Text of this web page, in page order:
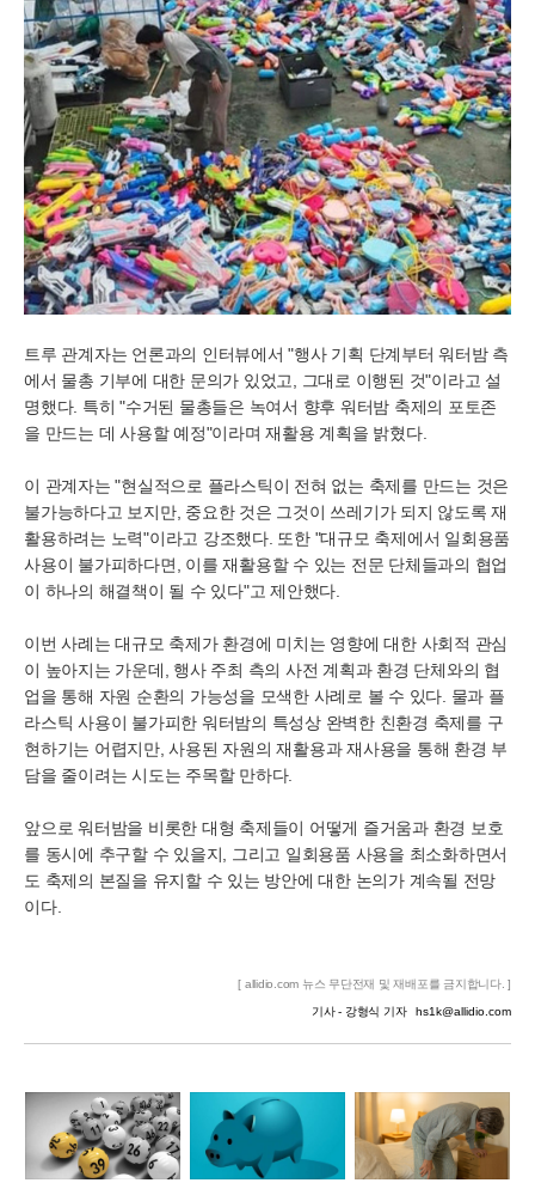
트루 관계자는 언론과의 인터뷰에서 "행사 기획 단계부터 워터밤 측
에서 물총 기부에 대한 문의가 있었고, 그대로 이행된 것"이라고 설
명했다. 특히 "수거된 물총들은 녹여서 향후 워터밤 축제의 포토존
을 만드는 데 사용할 예정"이라며 재활용 계획을 밝혔다.
이 관계자는 "현실적으로 플라스틱이 전혀 없는 축제를 만드는 것은
불가능하다고 보지만, 중요한 것은 그것이 쓰레기가 되지 않도록 재
활용하려는 노력"이라고 강조했다. 또한 "대규모 축제에서 일회용품
사용이 불가피하다면, 이를 재활용할 수 있는 전문 단체들과의 협업
이 하나의 해결책이 될 수 있다"고 제안했다.
이번 사례는 대규모 축제가 환경에 미치는 영향에 대한 사회적 관심
이 높아지는 가운데, 행사 주최 측의 사전 계획과 환경 단체와의 협
업을 통해 자원 순환의 가능성을 모색한 사례로 볼 수 있다. 물과 플
라스틱 사용이 불가피한 워터밤의 특성상 완벽한 친환경 축제를 구
현하기는 어렵지만, 사용된 자원의 재활용과 재사용을 통해 환경 부
담을 줄이려는 시도는 주목할 만하다.
앞으로 워터밤을 비롯한 대형 축제들이 어떻게 즐거움과 환경 보호
를 동시에 추구할 수 있을지, 그리고 일회용품 사용을 최소화하면서
도 축제의 본질을 유지할 수 있는 방안에 대한 논의가 계속될 전망
이다.
[ allidio.com 뉴스 무단전재 및 재배포를 금지합니다. ]
기사 - 강형식 기자 hs1k@allidio.com